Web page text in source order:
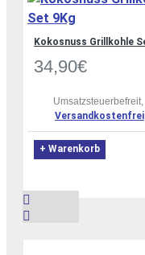
34,90€
Umsatzsteuerbefreit,
Versandkostenfrei
+ Warenkorb